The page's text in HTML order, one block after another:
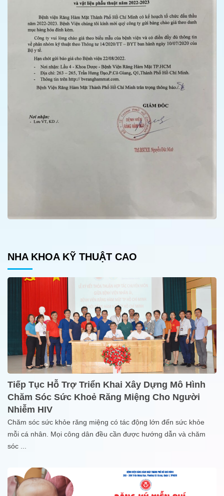
NHA KHOA KỸ THUẬT CAO
Tiếp Tục Hỗ Trợ Triển Khai Xây Dựng Mô Hình
Chăm Sóc Sức Khoẻ Răng Miệng Cho Người
Nhiễm HIV
Chăm sóc sức khỏe răng miệng có tác động lớn đến sức khỏe
mỗi cá nhân. Mọi công dân đều cần được hướng dẫn và chăm
sóc ...